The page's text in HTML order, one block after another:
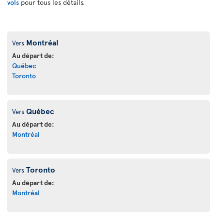
vols pour tous les détails.
Vers Montréal
Au départ de:
Québec
Toronto
Vers Québec
Au départ de:
Montréal
Vers Toronto
Au départ de:
Montréal